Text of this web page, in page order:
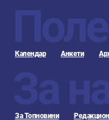
Календар Анкети
За
За Топновини